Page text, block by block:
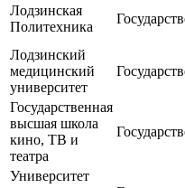
Лодзинская
Политехника
Лодзинский
медицинский
университет
Государственная
высшая школа
кино, ТВ и
театра
Университет